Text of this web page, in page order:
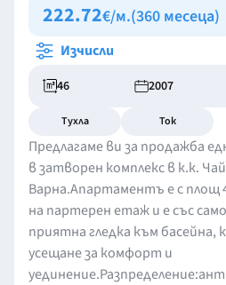
222.72€/м.(360 месеца)
Изчисли
46 2007
Тухла Ток
Предлагаме ви за продажба
в затворен комплекс в к.к.
Варна.Апартаментъ е с площ
на партерен етаж и е със
приятна гледка към басейна,
усещане за комфорт и